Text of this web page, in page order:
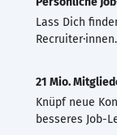
Lass Dich
Recruiter·innen.
21 Mio.
Knüpf neue
besseres Job-